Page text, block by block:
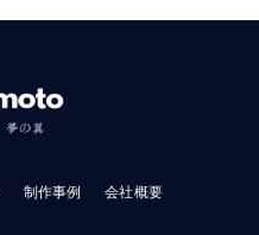
制作事例 会社概要